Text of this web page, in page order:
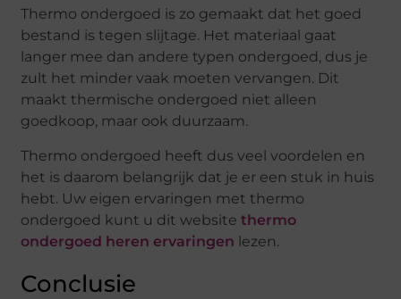
Thermo ondergoed is zo gemaakt dat het goed
bestand is tegen slijtage. Het materiaal gaat
langer mee dan andere typen ondergoed, dus je
zult het minder vaak moeten vervangen. Dit
maakt thermische ondergoed niet alleen
goedkoop, maar ook duurzaam.
Thermo ondergoed heeft dus veel voordelen en
het is daarom belangrijk dat je er een stuk in huis
hebt. Uw eigen ervaringen met thermo
ondergoed kunt u dit websitethermo
ondergoed heren ervaringen lezen.
Conclusie